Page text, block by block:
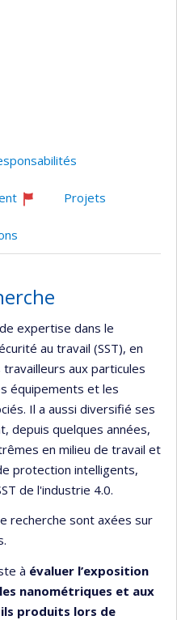
Projets
expertise dans le
au travail (SST), en
aux particules
équipements et les
Il a aussi diversifié ses
depuis quelques années,
en milieu de travail et
protection intelligents,
de l'industrie 4.0.
recherche sont axées sur
à évaluer l’exposition
nanométriques et aux
produits lors de